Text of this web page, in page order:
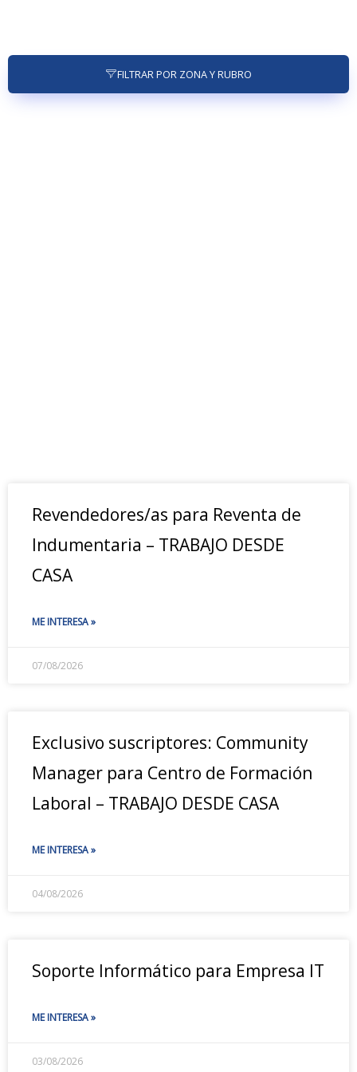
FILTRAR POR ZONA Y RUBRO
Revendedores/as para Reventa de
Indumentaria – TRABAJO DESDE
CASA
ME INTERESA »
07/08/2026
Exclusivo suscriptores: Community
Manager para Centro de Formación
Laboral – TRABAJO DESDE CASA
ME INTERESA »
04/08/2026
Soporte Informático para Empresa IT
ME INTERESA »
03/08/2026